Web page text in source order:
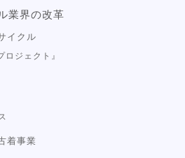
業界の改革
イクル
ロジェクト』
着事業